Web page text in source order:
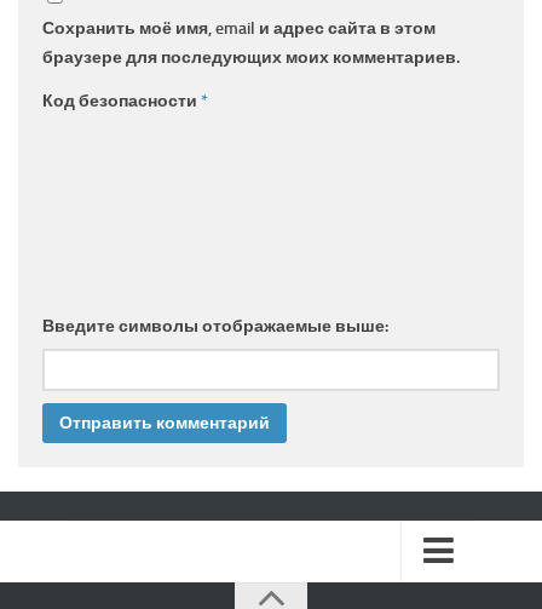
Сохранить моё имя, email и адрес сайта в этом
браузере для последующих моих комментариев.
Код безопасности *
Введите символы отображаемые выше: